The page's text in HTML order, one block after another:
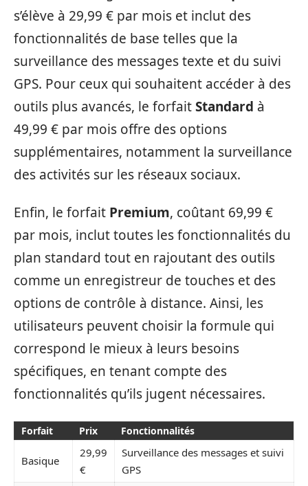
s’élève à 29,99 € par mois et inclut des
fonctionnalités de base telles que la
surveillance des messages texte et du suivi
GPS. Pour ceux qui souhaitent accéder à des
outils plus avancés, le forfaitStandard à
49,99 € par mois offre des options
supplémentaires, notamment la surveillance
des activités sur les réseaux sociaux.
Enfin, le forfait Premium, coûtant 69,99 €
par mois, inclut toutes les fonctionnalités du
plan standard tout en rajoutant des outils
comme un enregistreur de touches et des
options de contrôle à distance. Ainsi, les
utilisateurs peuvent choisir la formule qui
correspond le mieux à leurs besoins
spécifiques, en tenant compte des
fonctionnalités qu’ils jugent nécessaires.
Forfait Prix Fonctionnalités
Basique
29,99
€
Surveillance des messages et suivi
GPS